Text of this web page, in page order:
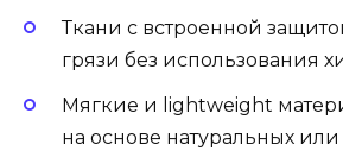
Ткани с встроенной
грязи без использования
Мягкие и lightweight
на основе натуральных или